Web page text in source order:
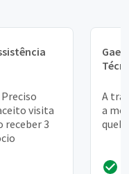
visita
receber 3
Gael
A
a